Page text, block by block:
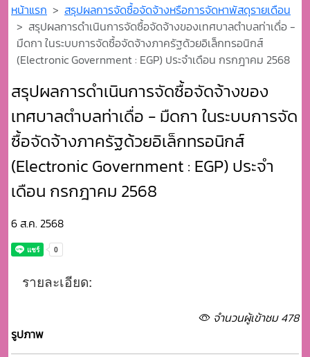
หน้าแรก
สรุปผลการจัดซื้อจัดจ้างหรือการจัดหาพัสดุรายเดือน
สรุปผลการดำเนินการจัดซื้อจัดจ้างของเทศบาลตำบลท่าเดื่อ -
มืดกา ในระบบการจัดซื้อจัดจ้างภาครัฐด้วยอิเล็กทรอนิกส์
(Electronic Government : EGP) ประจำเดือน กรกฎาคม 2568
สรุปผลการดำเนินการจัดซื้อจัดจ้างของ
เทศบาลตำบลท่าเดื่อ - มืดกา ในระบบการจัด
ซื้อจัดจ้างภาครัฐด้วยอิเล็กทรอนิกส์
(Electronic Government : EGP) ประจำ
เดือน กรกฎาคม 2568
6 ส.ค. 2568
รายละเอียด:
จำนวนผู้เข้าชม 478
รูปภาพ